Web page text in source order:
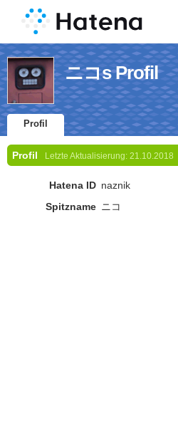
ニコs Profil
Profil
Profil Letzte Aktualisierung: 21.10.2018
Hatena ID naznik
Spitzname ニコ